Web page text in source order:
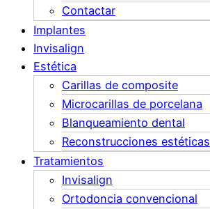
Contactar
Implantes
Invisalign
Estética
Carillas de composite
Microcarillas de porcelana
Blanqueamiento dental
Reconstrucciones estéticas
Tratamientos
Invisalign
Ortodoncia convencional